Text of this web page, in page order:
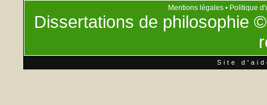
Mentions légales • Politique
Dissertations de philosophie
Site